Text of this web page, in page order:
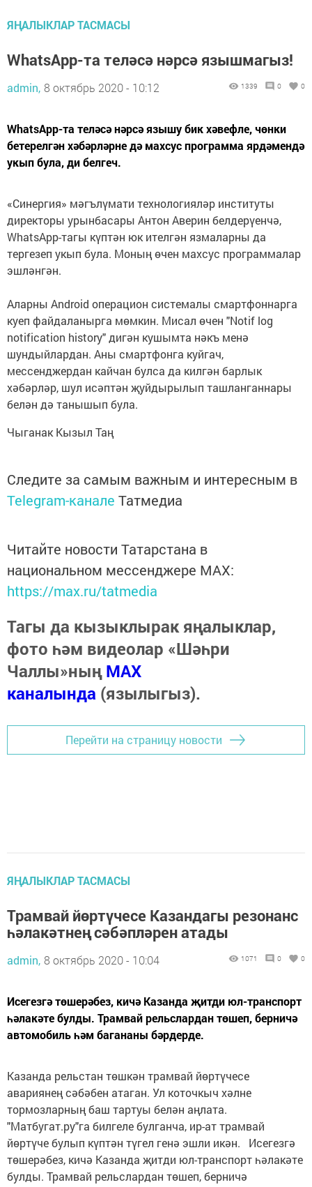
ЯҢАЛЫКЛАР ТАСМАСЫ
WhatsApp-та теләсә нәрсә язышмагыз!
admin, 8 октябрь 2020 - 10:12 1339 0 0
WhatsApp-та теләсә нәрсә язышу бик хәвефле, чөнки
бетерелгән хәбәрләрне дә махсус программа ярдәмендә
укып була, ди белгеч.
«Синергия» мәгълүмати технологияләр институты
директоры урынбасары Антон Аверин белдерүенчә,
WhatsApp-тагы күптән юк ителгән язмаларны да
тергезеп укып була. Моның өчен махсус программалар
эшләнгән.
Аларны Android операцион системалы смартфоннарга
куеп файдаланырга мөмкин. Мисал өчен "Notif log
notification history" дигән кушымта нәкъ менә
шундыйлардан. Аны смартфонга куйгач,
мессенджердан кайчан булса да килгән барлык
хәбәрләр, шул исәптән җуйдырылып ташланганнары
белән дә танышып була.
Чыганак Кызыл Таң
Следите за самым важным и интересным в
Telegram-канале Татмедиа
Читайте новости Татарстана в
национальном мессенджере MАХ:
https://max.ru/tatmedia
Тагы да кызыклырак яңалыклар,
фото һәм видеолар «Шәһри
Чаллы»ныңMAX
каналында (язылыгыз).
Перейти на страницу новости
ЯҢАЛЫКЛАР ТАСМАСЫ
Трамвай йөртүчесе Казандагы резонанс
һәлакәтнең сәбәпләрен атады
admin, 8 октябрь 2020 - 10:04 1071 0 0
Исегезгә төшерәбез, кичә Казанда җитди юл-транспорт
һәлакәте булды. Трамвай рельслардан төшеп, берничә
автомобиль һәм багананы бәрдерде.
Казанда рельстан төшкән трамвай йөртүчесе
авариянең сәбәбен атаган. Ул коточкыч хәлне
тормозларның баш тартуы белән аңлата.
"Матбугат.ру"га билгеле булганча, ир-ат трамвай
йөртүче булып күптән түгел генә эшли икән. Исегезгә
төшерәбез, кичә Казанда җитди юл-транспорт һәлакәте
булды. Трамвай рельслардан төшеп, берничә